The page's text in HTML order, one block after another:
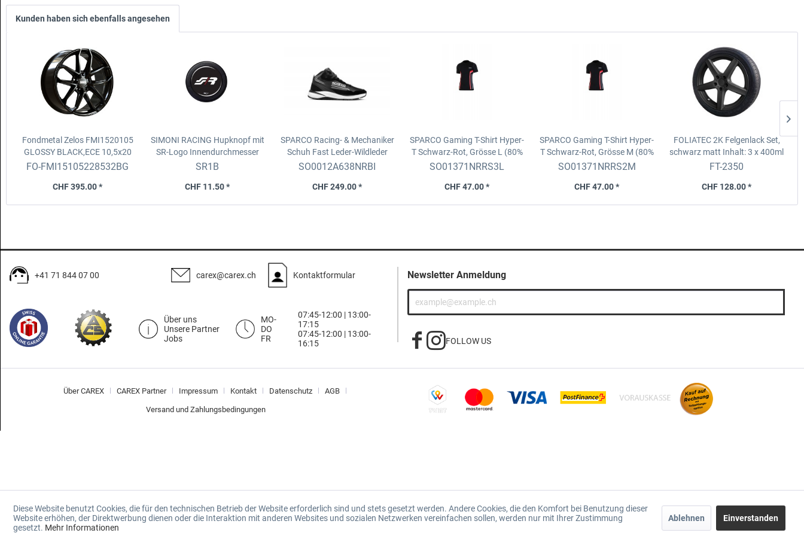
Kunden haben sich ebenfalls angesehen
Fondmetal Zelos FMI1520105
GLOSSY BLACK,ECE 10,5x20
ET 28 5x132 D.66.5 fix, BMW
FO-FMI15105228532BG
CHF 395.00 *
SIMONI RACING Hupknopf mit
SR-Logo Innendurchmesser
55mm, Aussendurchmesser
SR1B
CHF 11.50 *
SPARCO Racing- & Mechaniker
Schuh Fast Leder-Wildleder
schwarz, Grösse 38 (FIA 8856-
SO0012A638NRBI
CHF 249.00 *
SPARCO Gaming T-Shirt Hyper-
TSchwarz-Rot, Grösse L (80%
Polypropylene)
SO01371NRRS3L
CHF 47.00 *
SPARCO Gaming T-Shirt Hyper-
TSchwarz-Rot, Grösse M (80%
Polypropylene)
SO01371NRRS2M
CHF 47.00 *
FOLIATEC 2K Felgenlack Set,
schwarz matt Inhalt: 3 x 400ml
+ Zubehör
FT-2350
CHF 128.00 *
+41 71 844 07 00 carex@carex.ch Kontaktformular
Über uns
Unsere Partner
Jobs
MO-
DO
FR
07:45-12:00 | 13:00-
17:15
07:45-12:00 | 13:00-
16:15
Newsletter Anmeldung
FOLLOW US
Über CAREX CAREX Partner Impressum Kontakt Datenschutz AGB
Versand und Zahlungsbedingungen
Diese Website benutzt Cookies, die für den technischen Betrieb der Website erforderlich sind und stets gesetzt werden. Andere Cookies, die den Komfort bei Benutzung dieser
Website erhöhen, der Direktwerbung dienen oder die Interaktion mit anderen Websites und sozialen Netzwerken vereinfachen sollen, werden nur mit Ihrer Zustimmung
gesetzt. Mehr Informationen
Ablehnen Einverstanden